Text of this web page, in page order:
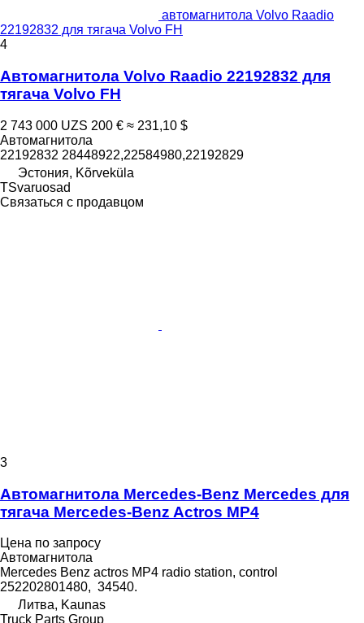
автомагнитола Volvo Raadio
22192832 для тягача Volvo FH
4
Автомагнитола Volvo Raadio 22192832 для
тягача Volvo FH
2 743 000 UZS 200 € ≈ 231,10 $
Автомагнитола
22192832 28448922,22584980,22192829
Эстония, Kõrveküla
TSvaruosad
Связаться с продавцом
3
Автомагнитола Mercedes-Benz Mercedes для
тягача Mercedes-Benz Actros MP4
Цена по запросу
Автомагнитола
Mercedes Benz actros MP4 radio station, control
252202801480, 34540.
Литва, Kaunas
Truck Parts Group